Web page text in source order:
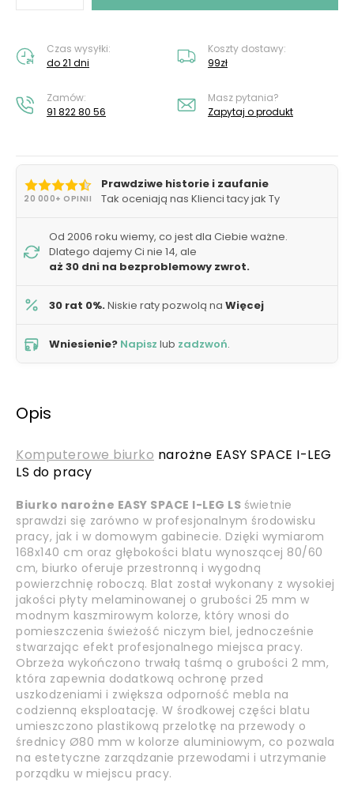
Czas wysyłki:
do 21 dni
Koszty dostawy:
99zł
Zamów:
91 822 80 56
Masz pytania?
Zapytaj o produkt
20 000+ OPINII
Prawdziwe historie i zaufanie
Tak oceniają nas Klienci tacy jak Ty
Od 2006 roku wiemy, co jest dla Ciebie ważne.
Dlatego dajemy Ci nie 14, ale
aż 30 dni na bezproblemowy zwrot.
30 rat 0%.Niskie raty pozwolą na Więcej
Wniesienie? Napisz lub zadzwoń.
Opis
Komputerowe biurko narożne EASY SPACE I-LEG
LS do pracy
Biurko narożne EASY SPACE I-LEG LS świetnie
sprawdzi się zarówno w profesjonalnym środowisku
pracy, jak i w domowym gabinecie. Dzięki wymiarom
168x140 cm oraz głębokości blatu wynoszącej 80/60
cm, biurko oferuje przestronną i wygodną
powierzchnię roboczą. Blat został wykonany z wysokiej
jakości płyty melaminowanej o grubości 25 mm w
modnym kaszmirowym kolorze, który wnosi do
pomieszczenia świeżość niczym biel, jednocześnie
stwarzając efekt profesjonalnego miejsca pracy.
Obrzeża wykończono trwałą taśmą o grubości 2 mm,
która zapewnia dodatkową ochronę przed
uszkodzeniami i zwiększa odporność mebla na
codzienną eksploatację. W środkowej części blatu
umieszczono plastikową przelotkę na przewody o
średnicy Ø80 mm w kolorze aluminiowym, co pozwala
na estetyczne zarządzanie przewodami i utrzymanie
porządku w miejscu pracy.